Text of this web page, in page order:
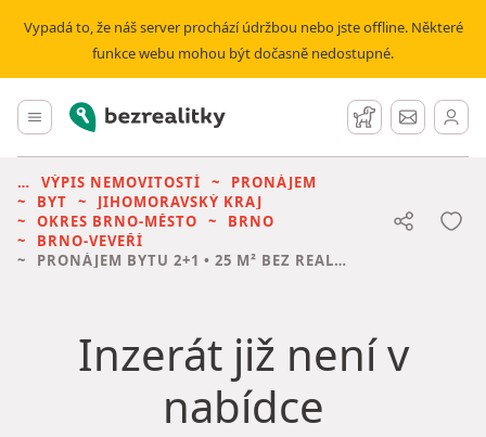
Vypadá to, že náš server prochází údržbou nebo jste offline. Některé
funkce webu mohou být dočasně nedostupné.
Hlavní menu
Bezrealitky Hlídací pes
Zprávy
VÝPIS NEMOVITOSTÍ
PRONÁJEM
BYT
JIHOMORAVSKÝ KRAJ
OKRES BRNO-MĚSTO
BRNO
BRNO-VEVEŘÍ
PRONÁJEM BYTU 2+1 • 25 M² BEZ REALITKY
Inzerát již není v
nabídce